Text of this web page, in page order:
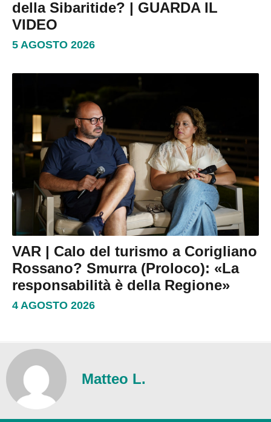
della Sibaritide? | GUARDA IL
VIDEO
5 AGOSTO 2026
VAR | Calo del turismo a Corigliano
Rossano? Smurra (Proloco): «La
responsabilità è della Regione»
4 AGOSTO 2026
Matteo L.